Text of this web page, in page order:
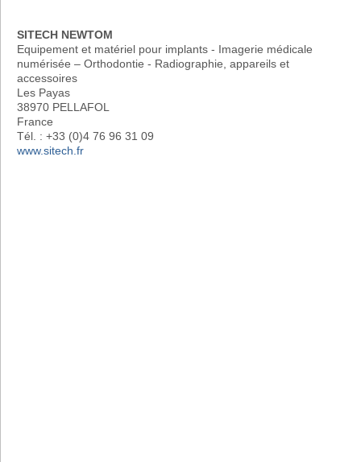
SITECH NEWTOM
Equipement et matériel pour implants - Imagerie médicale
numérisée – Orthodontie - Radiographie, appareils et
accessoires
Les Payas
38970 PELLAFOL
France
Tél. : +33 (0)4 76 96 31 09
www.sitech.fr